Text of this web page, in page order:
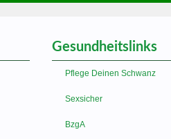
Gesundheitslinks
Pflege Deinen Schwanz
Sexsicher
BzgA